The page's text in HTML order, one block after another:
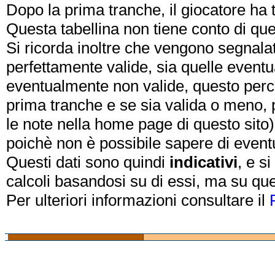
Dopo la prima tranche, il giocatore
Questa tabellina non tiene conto di
Si ricorda inoltre che vengono
perfettamente valide, sia quelle
eventualmente non valide, questo
prima tranche e se sia valida o
le note nella home page di questo
poichè non è possibile sapere di
Questi dati sono quindi indicativi, e
calcoli basandosi su di essi, ma su
Per ulteriori informazioni consultare il